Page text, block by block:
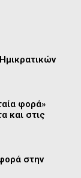
φορά»
και στις
στην